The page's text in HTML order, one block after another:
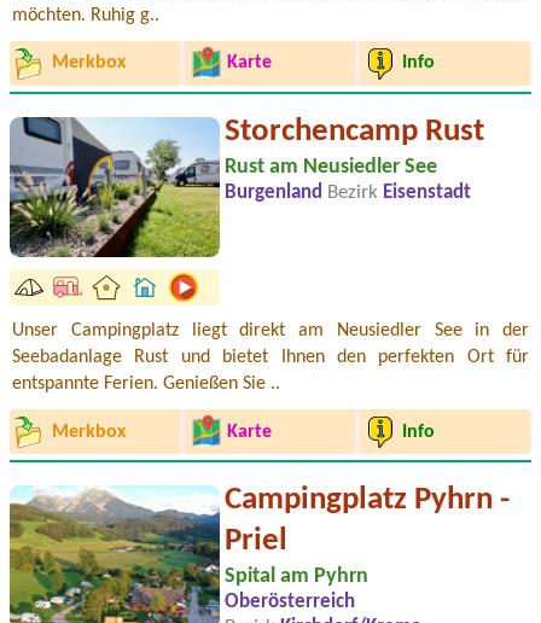
möchten. Ruhig g..
Merkbox Karte Info
Storchencamp Rust
Rust am Neusiedler See
Burgenland Bezirk Eisenstadt
Unser Campingplatz liegt direkt am Neusiedler See in der
Seebadanlage Rust und bietet Ihnen den perfekten Ort für
entspannte Ferien. Genießen Sie ..
Merkbox Karte Info
Campingplatz Pyhrn -
Priel
Spital am Pyhrn
Oberösterreich